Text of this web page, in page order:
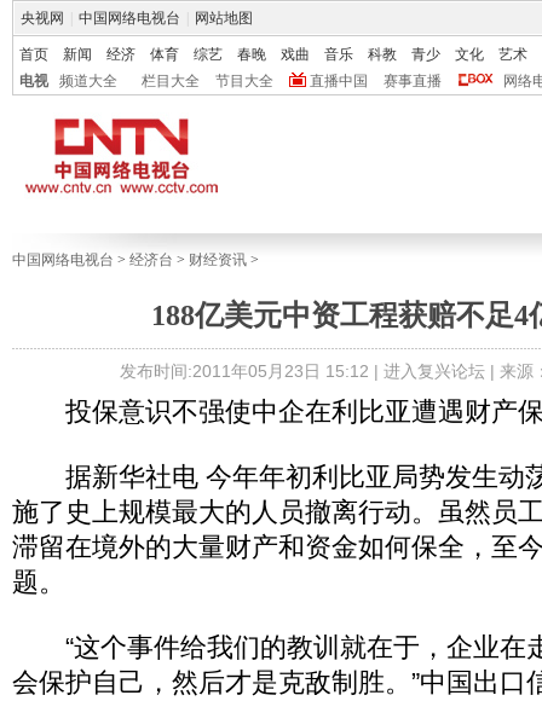
央视网 中国网络电视台 网站地图
首页 新闻 经济 体育 综艺 春晚 戏曲 音乐 科教 青少 文化
艺术
电视
频道大全 栏目大全 节目大全 直播中国 赛事直播 网络
中国网络电视台 > 经济台 > 财经资讯 >
188亿美元中资工程获赔不足4
发布时间:2011年05月23日 15:12 | 进入复兴论坛 | 来源
投保意识不强使中企在利比亚遭遇财产
据新华社电 今年年初利比亚局势发生动
施了史上规模最大的人员撤离行动。虽然员
滞留在境外的大量财产和资金如何保全，至
题。
“这个事件给我们的教训就在于，企业在
会保护自己，然后才是克敌制胜。”中国出口